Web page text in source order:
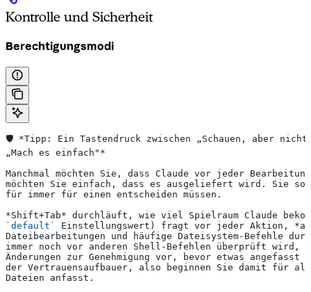
Kontrolle und Sicherheit
Berechtigungsmodi
🛡️ *Tipp: Ein Tastendruck zwischen „Schauen, aber nicht
„Mach es einfach"*
Manchmal möchten Sie, dass Claude vor jeder
möchten Sie einfach, dass es ausgeliefert wird. Sie
für immer für einen entscheiden müssen.
*Shift+Tab* durchläuft, wie viel Spielraum Claude
`default`
Einstellungswert) fragt vor jeder Aktion,
Dateibearbeitungen und häufige Dateisystem-Befehle
immer noch vor anderen Shell-Befehlen überprüft wird,
Änderungen zur Genehmigung vor, bevor etwas
der Vertrauensaufbauer, also beginnen Sie damit für
Dateien anfasst.